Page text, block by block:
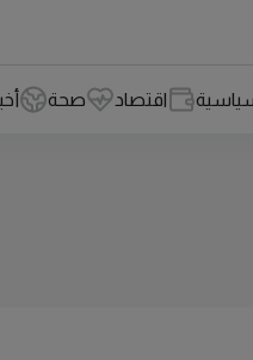
اقتصاد صحة